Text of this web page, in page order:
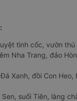
tình cốc, vườn
Nha Trang, đảo
Xanh, đồi Con
suối Tiên, làng